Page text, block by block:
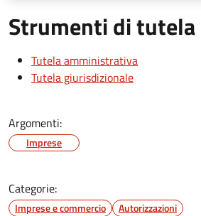
Strumenti di tutela
Tutela amministrativa
Tutela giurisdizionale
Argomenti:
Imprese
Categorie:
Imprese e commercio Autorizzazioni